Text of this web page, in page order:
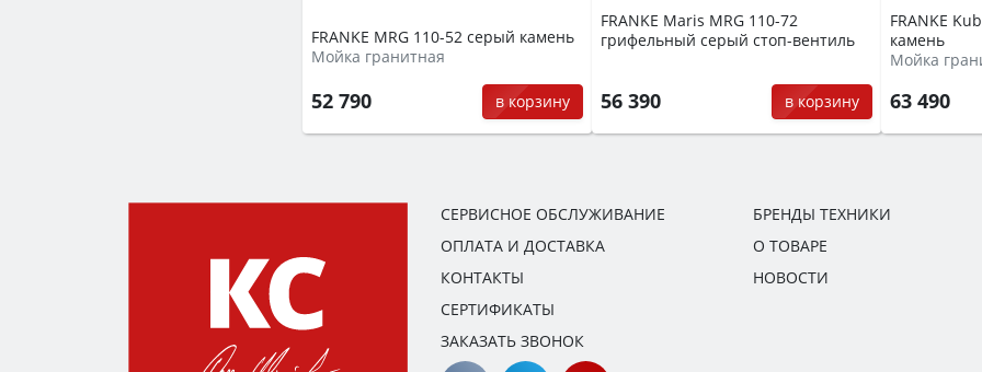
FRANKE MRG 110-52 серый камень
Мойка гранитная
52 790 в корзину
FRANKE Maris MRG 110-72
грифельный серый стоп-вентиль
56 390 в корзину
FRANKE
камень
Мойка
63 490
СЕРВИСНОЕ ОБСЛУЖИВАНИЕ
ОПЛАТА И ДОСТАВКА
КОНТАКТЫ
СЕРТИФИКАТЫ
ЗАКАЗАТЬ ЗВОНОК
БРЕНДЫ ТЕХНИКИ
О ТОВАРЕ
НОВОСТИ